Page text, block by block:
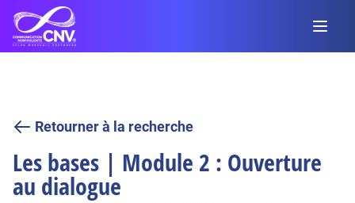
Retourner à la recherche
Les bases | Module 2 : Ouverture
au dialogue